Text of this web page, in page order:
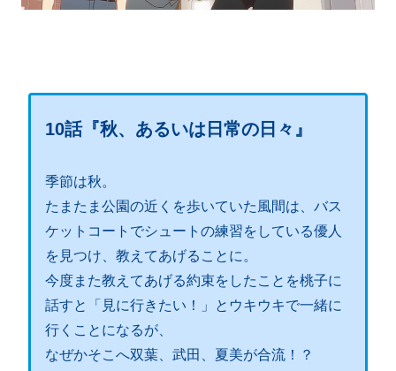
10話『秋、あるいは日常の日々』
季節は秋。
たまたま公園の近くを歩いていた風間は、バス
ケットコートでシュートの練習をしている優人
を見つけ、教えてあげることに。
今度また教えてあげる約束をしたことを桃子に
話すと「見に行きたい！」とウキウキで一緒に
行くことになるが、
なぜかそこへ双葉、武田、夏美が合流！？